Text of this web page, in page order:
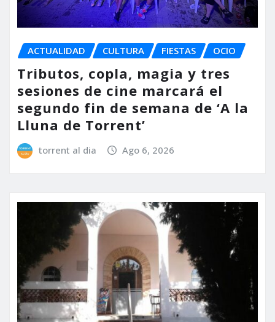
ACTUALIDAD CULTURA FIESTAS OCIO
Tributos, copla, magia y tres
sesiones de cine marcará el
segundo fin de semana de ‘A la
Lluna de Torrent’
torrent al dia Ago 6, 2026